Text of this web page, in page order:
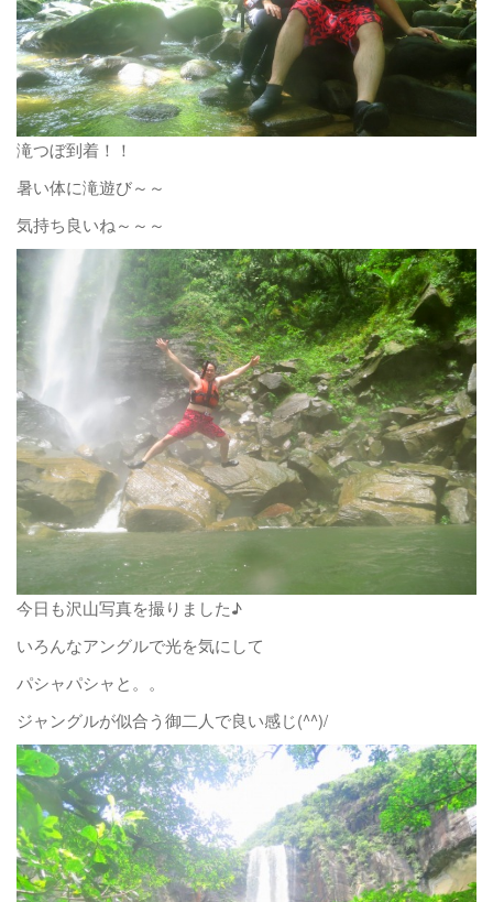
滝つぼ到着！！
暑い体に滝遊び～～
気持ち良いね～～～
今日も沢山写真を撮りました♪
いろんなアングルで光を気にして
パシャパシャと。。
ジャングルが似合う御二人で良い感じ(^^)/